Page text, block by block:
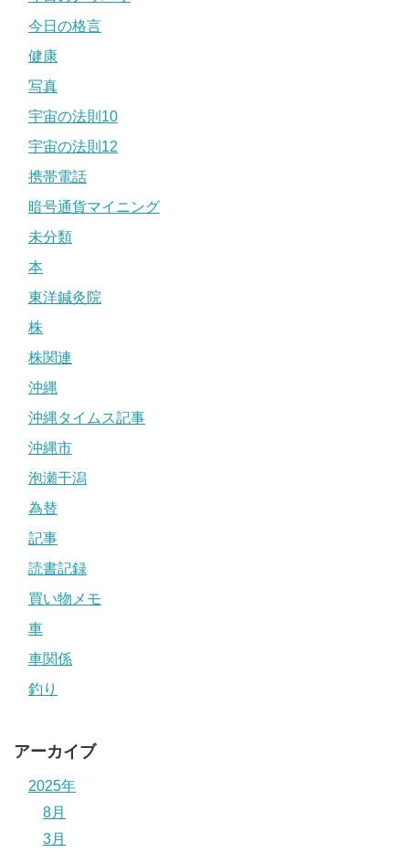
今日の格言
健康
写真
宇宙の法則10
宇宙の法則12
携帯電話
暗号通貨マイニング
未分類
本
東洋鍼灸院
株
株関連
沖縄
沖縄タイムス記事
沖縄市
泡瀬干潟
為替
記事
読書記録
買い物メモ
車
車関係
釣り
アーカイブ
2025年
8月
3月